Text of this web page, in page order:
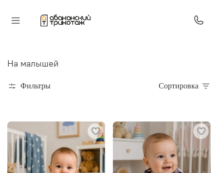
На малышей
Фильтры Сортировка